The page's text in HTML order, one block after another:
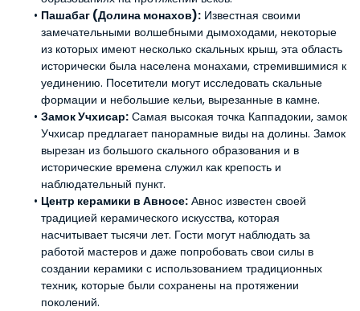
Пашабаг (Долина монахов): Известная своими
замечательными волшебными дымоходами, некоторые
из которых имеют несколько скальных крыш, эта область
исторически была населена монахами, стремившимися к
уединению. Посетители могут исследовать скальные
формации и небольшие кельи, вырезанные в камне.
Замок Учхисар: Самая высокая точка Каппадокии, замок
Учхисар предлагает панорамные виды на долины. Замок
вырезан из большого скального образования и в
исторические времена служил как крепость и
наблюдательный пункт.
Центр керамики в Авносе: Авнос известен своей
традицией керамического искусства, которая
насчитывает тысячи лет. Гости могут наблюдать за
работой мастеров и даже попробовать свои силы в
создании керамики с использованием традиционных
техник, которые были сохранены на протяжении
поколений.